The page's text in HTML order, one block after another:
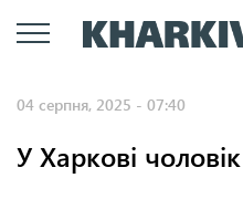
04 серпня, 2025 - 07:40
У Харкові